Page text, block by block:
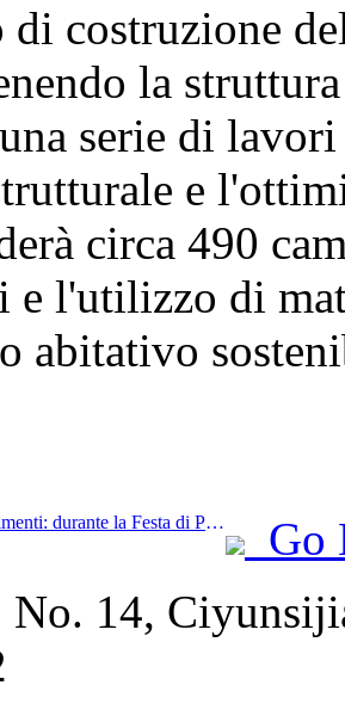
costruzione
la
serie di
e
circa 490
e l'utilizzo di
abitativo
Prev:Nove dipartimenti: durante la Festa di Primavera, le catene alberghiere e le case vacanze boutique offriranno misure preferenziali.
Go
14,